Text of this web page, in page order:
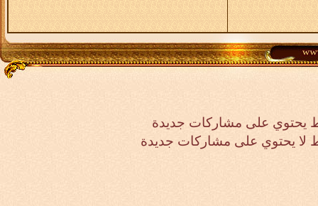
يحتوي على مشاركات جديدة
يحتوي على مشاركات جديدة